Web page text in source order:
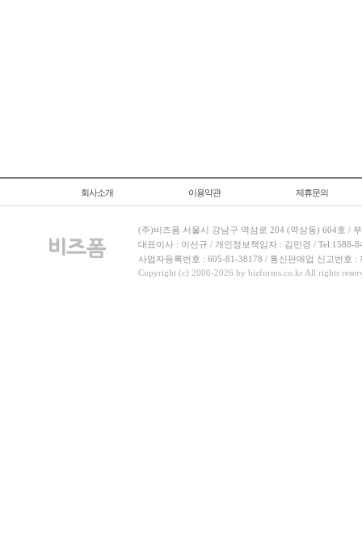
회사소개 이용약관 제휴문의
(주)비즈폼 서울시 강남구 역삼로 204 (역삼동) 604호 /
대표이사 : 이선규 / 개인정보책임자 : 김민경 / Tel.1588-
사업자등록번호 : 605-81-38178 / 통신판매업 신고번호 :
Copyright (c) 2000-2026 by bizforms.co.kr All rights